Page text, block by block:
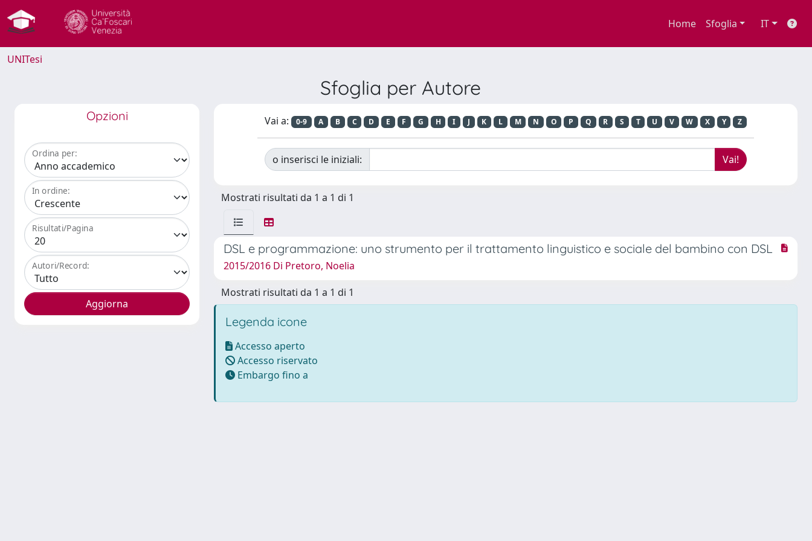
Home Sfoglia IT
UNITesi
Sfoglia per Autore
Opzioni
Ordina per:
In ordine:
Risultati/Pagina
Autori/Record:
Vai a: 0-9 A B C D E F G H I J K L M N O P Q R S T U V W X Y Z
o inserisci le iniziali:
Mostrati risultati da 1 a 1 di 1
DSL e programmazione: uno strumento per il trattamento linguistico e sociale del bambino con DSL
2015/2016 Di Pretoro, Noelia
Mostrati risultati da 1 a 1 di 1
Legenda icone
Accesso aperto
Accesso riservato
Embargo fino a